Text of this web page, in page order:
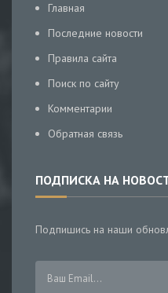
Главная
Последние новости
Правила сайта
Поиск по сайту
Комментарии
Обратная связь
ПОДПИСКА НА
Подпишись на наши